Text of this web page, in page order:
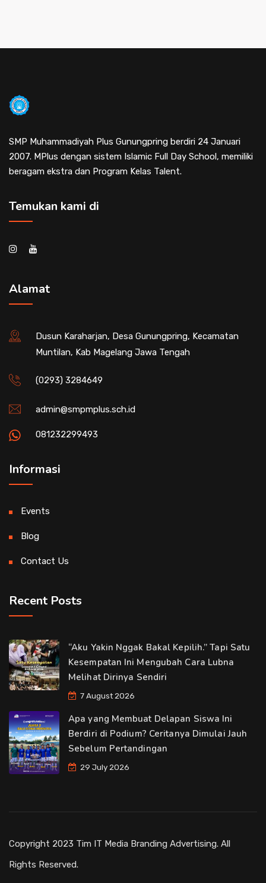
SMP Muhammadiyah Plus Gunungpring berdiri 24 Januari
2007. MPlus dengan sistem Islamic Full Day School, memiliki
beragam ekstra dan Program Kelas Talent.
Temukan kami di
Alamat
Dusun Karaharjan, Desa Gunungpring, Kecamatan
Muntilan, Kab Magelang Jawa Tengah
(0293) 3284649
admin@smpmplus.sch.id
081232299493
Informasi
Events
Blog
Contact Us
Recent Posts
“Aku Yakin Nggak Bakal Kepilih.” Tapi Satu
Kesempatan Ini Mengubah Cara Lubna
Melihat Dirinya Sendiri
7 August 2026
Apa yang Membuat Delapan Siswa Ini
Berdiri di Podium? Ceritanya Dimulai Jauh
Sebelum Pertandingan
29 July 2026
Copyright 2023 Tim IT Media Branding Advertising. All
Rights Reserved.